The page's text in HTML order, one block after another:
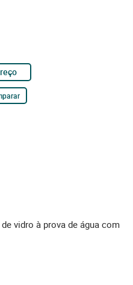
vidro à prova de água com